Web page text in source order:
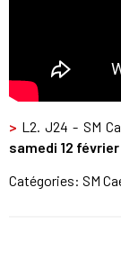
> L2. J24 - SM
samedi 12 février
Catégories: SM